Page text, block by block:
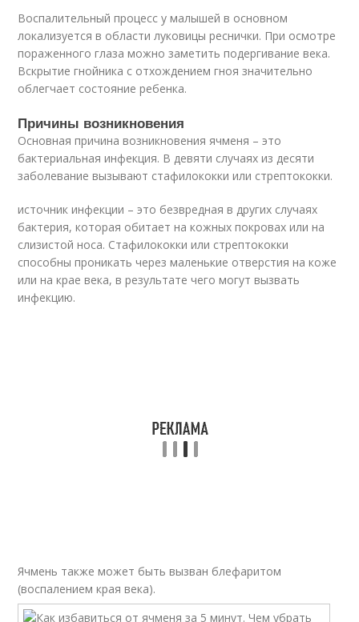
Воспалительный процесс у малышей в основном
локализуется в области луковицы реснички. При осмотре
пораженного глаза можно заметить подергивание века.
Вскрытие гнойника с отхождением гноя значительно
облегчает состояние ребенка.
Причины возникновения
Основная причина возникновения ячменя – это
бактериальная инфекция. В девяти случаях из десяти
заболевание вызывают стафилококки или стрептококки.
источник инфекции – это безвредная в других случаях
бактерия, которая обитает на кожных покровах или на
слизистой носа. Стафилококки или стрептококки
способны проникать через маленькие отверстия на коже
или на крае века, в результате чего могут вызвать
инфекцию.
Ячмень также может быть вызван блефаритом
(воспалением края века).